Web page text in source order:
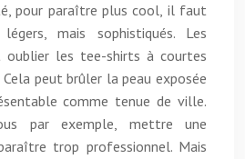
pour paraître plus cool, il faut
mais sophistiqués. Les
oublier les tee-shirts à courtes
peut brûler la peau exposée
comme tenue de ville.
par exemple, mettre une
trop professionnel. Mais